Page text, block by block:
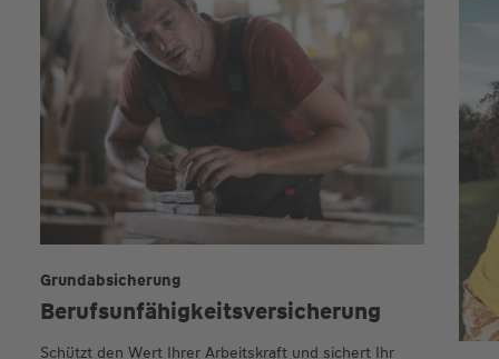
Berufsunfähigkeits­versicherung
Grundabsicherung
Schützt den Wert Ihrer Arbeitskraft und sichert Ihr